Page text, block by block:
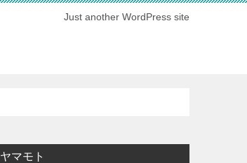
Just another WordPress site
ヤマモト